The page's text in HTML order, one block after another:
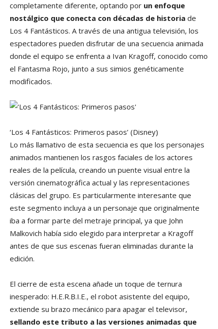
completamente diferente, optando por un enfoque
nostálgico que conecta con décadas de historia de
Los 4 Fantásticos. A través de una antigua televisión, los
espectadores pueden disfrutar de una secuencia animada
donde el equipo se enfrenta a Ivan Kragoff, conocido como
el Fantasma Rojo, junto a sus simios genéticamente
modificados.
‘Los 4 Fantásticos: Primeros pasos’ (Disney)
Lo más llamativo de esta secuencia es que los personajes
animados mantienen los rasgos faciales de los actores
reales de la película, creando un puente visual entre la
versión cinematográfica actual y las representaciones
clásicas del grupo. Es particularmente interesante que
este segmento incluya a un personaje que originalmente
iba a formar parte del metraje principal, ya que John
Malkovich había sido elegido para interpretar a Kragoff
antes de que sus escenas fueran eliminadas durante la
edición.
El cierre de esta escena añade un toque de ternura
inesperado: H.E.R.B.I.E., el robot asistente del equipo,
extiende su brazo mecánico para apagar el televisor,
sellando este tributo a las versiones animadas que